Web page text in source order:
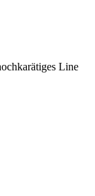
Line